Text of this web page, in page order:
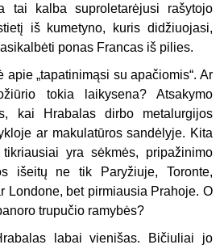
tai kalba suproletarėjusi rašytojo
iš kumetyno, kuris didžiuojasi,
ponas Francas iš pilies.
apie „tapatinimąsi su apačiomis“. Ar
tokia laikysena? Atsakymo
kai Hrabalas dirbo metalurgijos
ar makulatūros sandėlyje. Kita
yra sėkmės, pripažinimo
išeitų ne tik Paryžiuje, Toronte,
Londone, bet pirmiausia Prahoje. O
trupučio ramybės?
labai vienišas. Bičiuliai jo